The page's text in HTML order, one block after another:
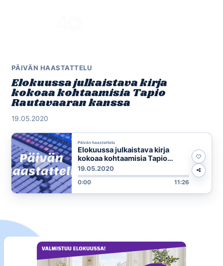
PÄIVÄN HAASTATTELU
Elokuussa julkaistava kirja
kokoaa kohtaamisia Tapio
Rautavaaran kanssa
19.05.2020
Päivän haastattelu
Elokuussa julkaistava kirja
kokoaa kohtaamisia Tapio
Rautavaaran kanssa
19.05.2020
0:00 11:26